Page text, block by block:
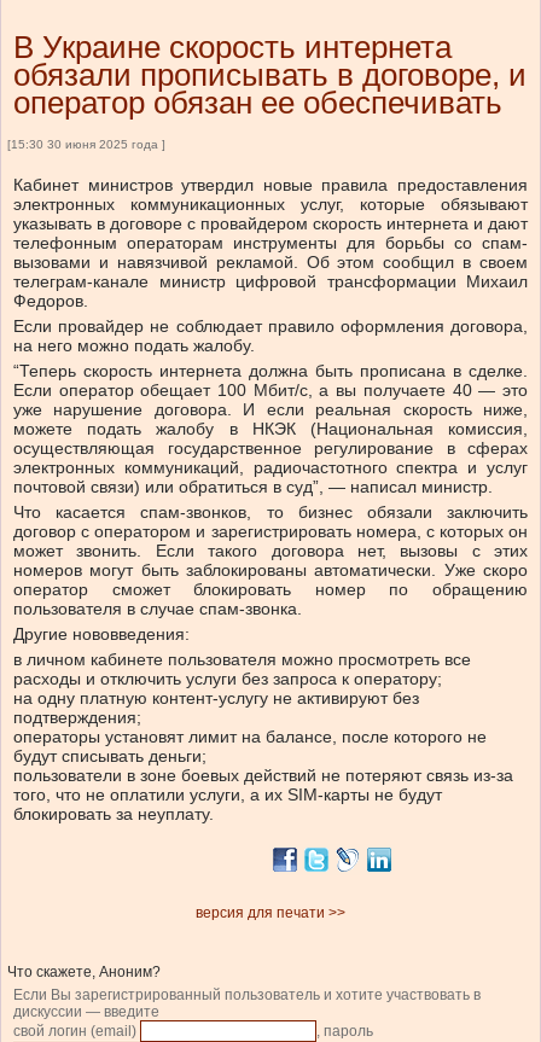
В Украине скорость интернета
обязали прописывать в договоре, и
оператор обязан ее обеспечивать
[15:30 30 июня 2025 года ]
Кабинет министров утвердил новые правила предоставления
электронных коммуникационных услуг, которые обязывают
указывать в договоре с провайдером скорость интернета и дают
телефонным операторам инструменты для борьбы со спам-
вызовами и навязчивой рекламой. Об этом сообщил в своем
телеграм-канале министр цифровой трансформации Михаил
Федоров.
Если провайдер не соблюдает правило оформления договора,
на него можно подать жалобу.
“Теперь скорость интернета должна быть прописана в сделке.
Если оператор обещает 100 Мбит/с, а вы получаете 40 — это
уже нарушение договора. И если реальная скорость ниже,
можете подать жалобу в НКЭК (Национальная комиссия,
осуществляющая государственное регулирование в сферах
электронных коммуникаций, радиочастотного спектра и услуг
почтовой связи) или обратиться в суд”, — написал министр.
Что касается спам-звонков, то бизнес обязали заключить
договор с оператором и зарегистрировать номера, с которых он
может звонить. Если такого договора нет, вызовы с этих
номеров могут быть заблокированы автоматически. Уже скоро
оператор сможет блокировать номер по обращению
пользователя в случае спам-звонка.
Другие нововведения:
в личном кабинете пользователя можно просмотреть все
расходы и отключить услуги без запроса к оператору;
на одну платную контент-услугу не активируют без
подтверждения;
операторы установят лимит на балансе, после которого не
будут списывать деньги;
пользователи в зоне боевых действий не потеряют связь из-за
того, что не оплатили услуги, а их SIM-карты не будут
блокировать за неуплату.
версия для печати >>
Что скажете, Аноним?
Если Вы зарегистрированный пользователь и хотите участвовать в
дискуссии — введите
свой логин (email)
, пароль